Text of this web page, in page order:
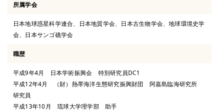
所属学会
日本地球惑星科学連合、日本地質学会、日本古生物学会、地球環境史学
会、日本サンゴ礁学会
職歴
平成9年4月 日本学術振興会 特別研究員DC1
平成12年4月 （財）熱帯海洋生態研究振興財団 阿嘉島臨海研究所
研究員
平成13年10月 琉球大学理学部 助手